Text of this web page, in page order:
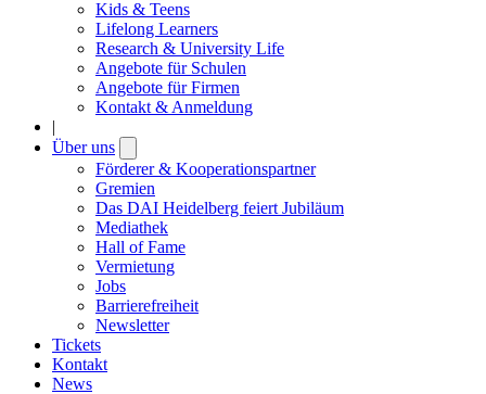
submenu
Kids & Teens
Lifelong Learners
Research & University Life
Angebote für Schulen
Angebote für Firmen
Kontakt & Anmeldung
|
Über uns
submenu
Förderer & Kooperationspartner
Gremien
Das DAI Heidelberg feiert Jubiläum
Mediathek
Hall of Fame
Vermietung
Jobs
Barrierefreiheit
Newsletter
Tickets
Kontakt
News